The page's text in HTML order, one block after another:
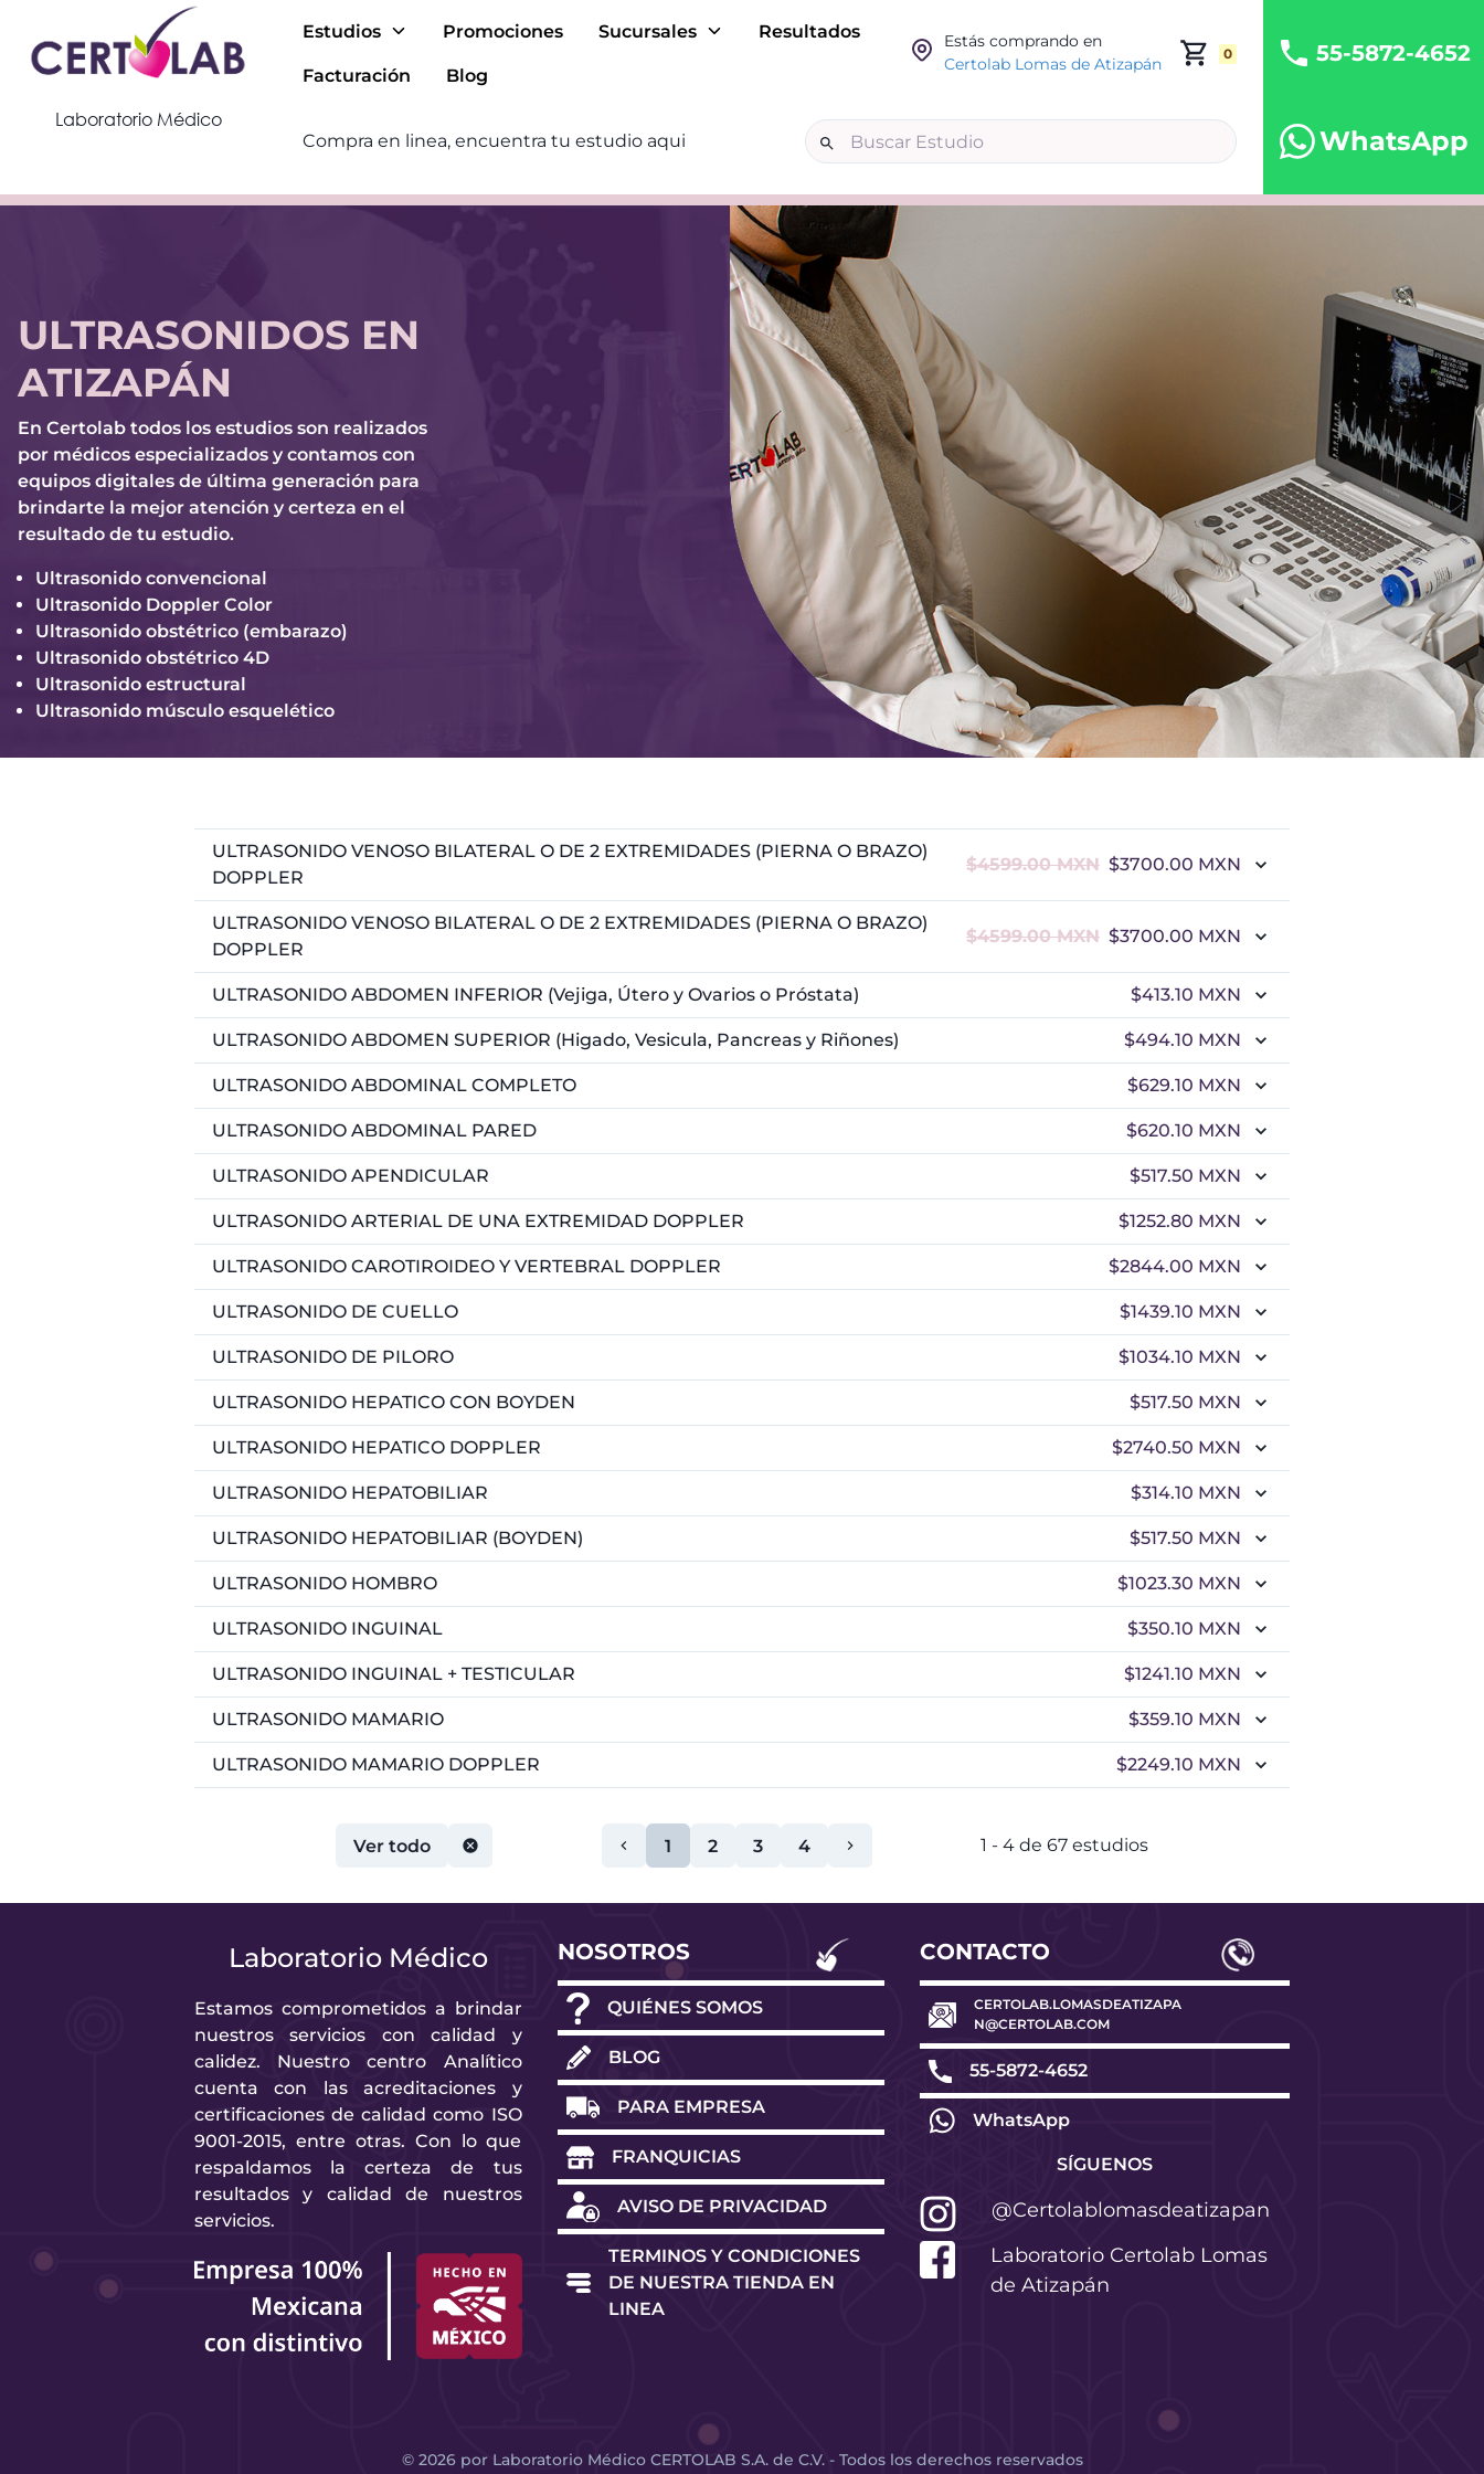
Laboratorio Médico
Estudios Promociones Sucursales Resultados
Facturación Blog
Estás comprando en
Certolab Lomas de Atizapán
0
Compra en linea, encuentra tu estudio aqui
55-5872-4652
WhatsApp
ULTRASONIDOS EN
ATIZAPÁN
En Certolab todos los estudios son realizados
por médicos especializados y contamos con
equipos digitales de última generación para
brindarte la mejor atención y certeza en el
resultado de tu estudio.
Ultrasonido convencional
Ultrasonido Doppler Color
Ultrasonido obstétrico (embarazo)
Ultrasonido obstétrico 4D
Ultrasonido estructural
Ultrasonido músculo esquelético
ULTRASONIDO VENOSO BILATERAL O DE 2 EXTREMIDADES (PIERNA O BRAZO)
DOPPLER
$4599.00MXN $3700.00 MXN
ULTRASONIDO VENOSO BILATERAL O DE 2 EXTREMIDADES (PIERNA O BRAZO)
DOPPLER
$4599.00MXN $3700.00 MXN
ULTRASONIDO ABDOMEN INFERIOR (Vejiga, Útero y Ovarios o Próstata) $413.10 MXN
ULTRASONIDO ABDOMEN SUPERIOR (Higado, Vesicula, Pancreas y Riñones) $494.10 MXN
ULTRASONIDO ABDOMINAL COMPLETO $629.10 MXN
ULTRASONIDO ABDOMINAL PARED $620.10 MXN
ULTRASONIDO APENDICULAR $517.50 MXN
ULTRASONIDO ARTERIAL DE UNA EXTREMIDAD DOPPLER $1252.80 MXN
ULTRASONIDO CAROTIROIDEO Y VERTEBRAL DOPPLER $2844.00 MXN
ULTRASONIDO DE CUELLO $1439.10 MXN
ULTRASONIDO DE PILORO $1034.10 MXN
ULTRASONIDO HEPATICO CON BOYDEN $517.50 MXN
ULTRASONIDO HEPATICO DOPPLER $2740.50 MXN
ULTRASONIDO HEPATOBILIAR $314.10 MXN
ULTRASONIDO HEPATOBILIAR (BOYDEN) $517.50 MXN
ULTRASONIDO HOMBRO $1023.30 MXN
ULTRASONIDO INGUINAL $350.10 MXN
ULTRASONIDO INGUINAL + TESTICULAR $1241.10 MXN
ULTRASONIDO MAMARIO $359.10 MXN
ULTRASONIDO MAMARIO DOPPLER $2249.10 MXN
Ver todo 1 2 3 4 1 - 4 de 67 estudios
Laboratorio Médico
Estamos comprometidos a brindar
nuestros servicios con calidad y
calidez. Nuestro centro Analítico
cuenta con las acreditaciones y
certificaciones de calidad como ISO
9001-2015, entre otras. Con lo que
respaldamos la certeza de tus
resultados y calidad de nuestros
servicios.
NOSOTROS
QUIÉNES SOMOS
BLOG
PARA EMPRESA
FRANQUICIAS
AVISO DE PRIVACIDAD
TERMINOS Y CONDICIONES
DE NUESTRA TIENDA EN
LINEA
CONTACTO
CERTOLAB.LOMASDEATIZAPA
N@CERTOLAB.COM
55-5872-4652
WhatsApp
SÍGUENOS
@Certolablomasdeatizapan
Laboratorio Certolab Lomas
de Atizapán
© 2026por Laboratorio Médico CERTOLAB S.A. de C.V. - Todos los derechos reservados